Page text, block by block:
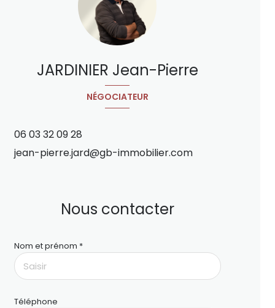
NÉGOCIATEUR
JARDINIER Jean-Pierre
06 03 32 09 28
jean-pierre.jard@gb-immobilier.com
Nous contacter
Nom et prénom *
Téléphone